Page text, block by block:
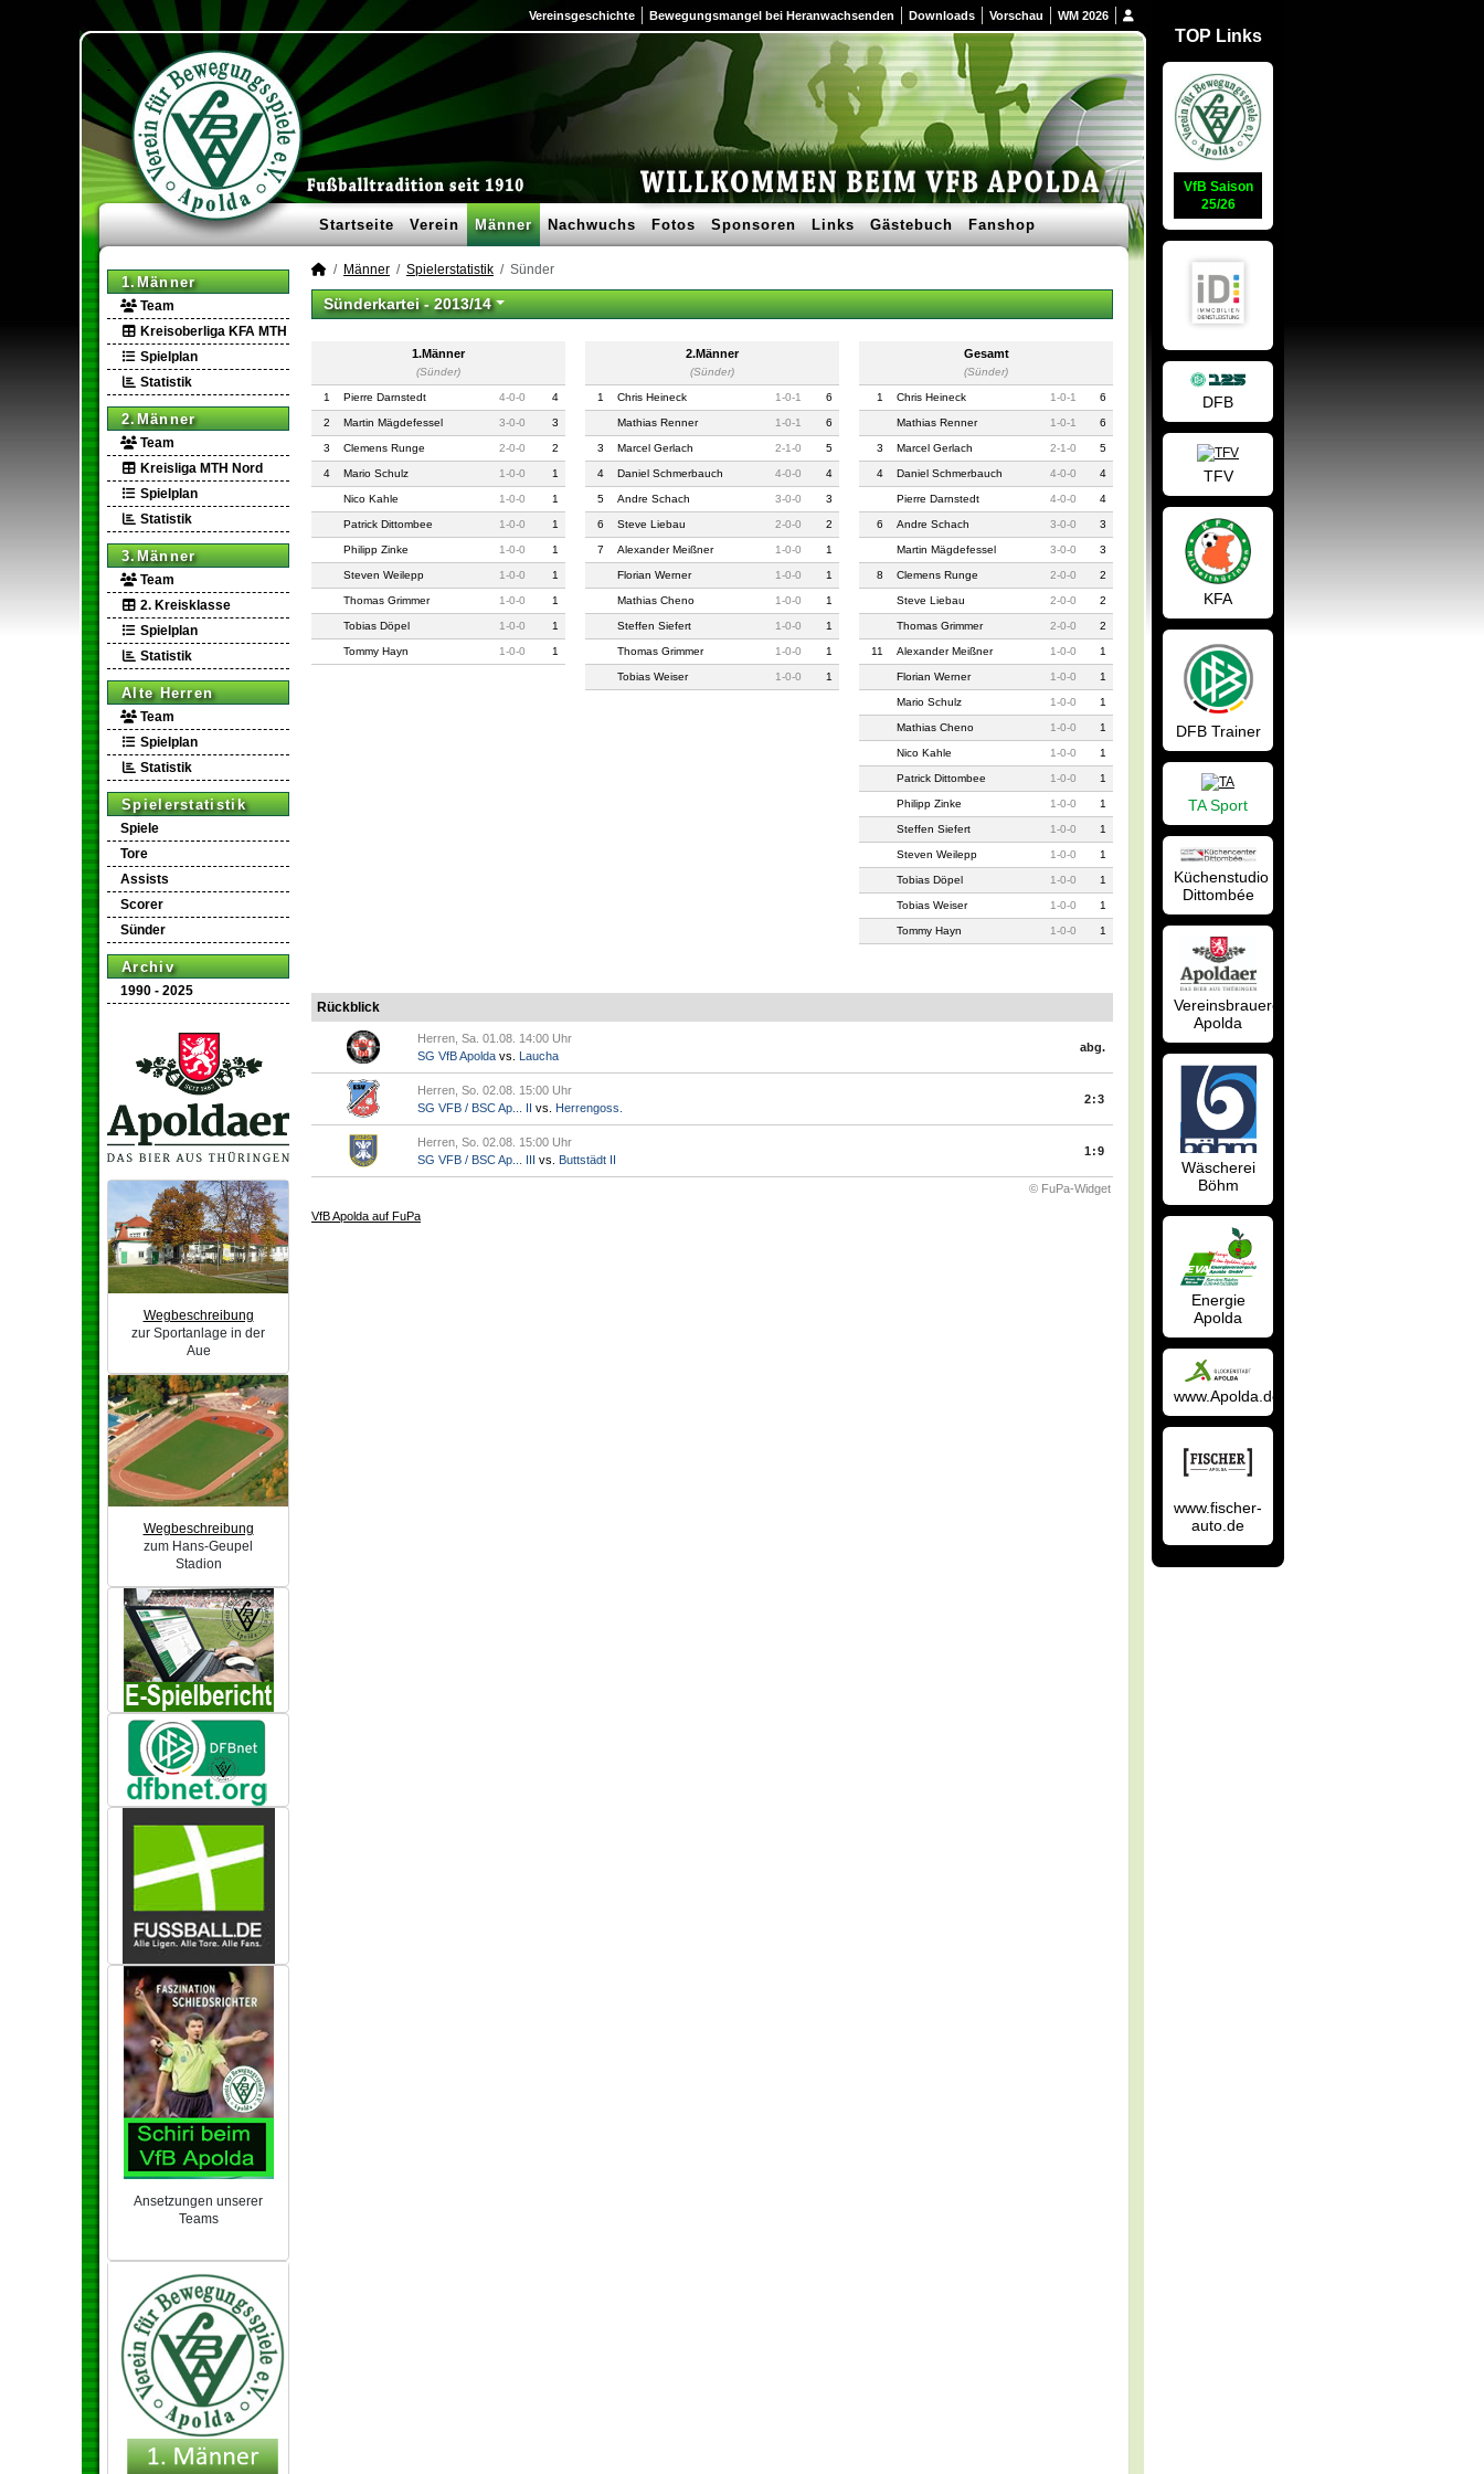
Vereinsgeschichte Bewegungsmangel bei Heranwachsenden Downloads Vorschau WM 2026
Startseite Verein Männer Nachwuchs Fotos Sponsoren Links Gästebuch Fanshop
1.Männer
Team
Kreisoberliga KFA MTH
Spielplan
Statistik
2.Männer
Team
Kreisliga MTH Nord
Spielplan
Statistik
3.Männer
Team
2. Kreisklasse
Spielplan
Statistik
Alte Herren
Team
Spielplan
Statistik
Spielerstatistik
Spiele
Tore
Assists
Scorer
Sünder
Archiv
1990 - 2025
Wegbeschreibung
zur Sportanlage in der
Aue
Wegbeschreibung
zum Hans-Geupel
Stadion
Ansetzungen unserer
Teams
Männer Spielerstatistik Sünder
Sünderkartei -2013/14
1.Männer
(Sünder)
1 Pierre Darnstedt 4-0-0 4
2 Martin Mägdefessel 3-0-0 3
3 Clemens Runge 2-0-0 2
4 Mario Schulz 1-0-0 1
Nico Kahle 1-0-0 1
Patrick Dittombee 1-0-0 1
Philipp Zinke 1-0-0 1
Steven Weilepp 1-0-0 1
Thomas Grimmer 1-0-0 1
Tobias Döpel 1-0-0 1
Tommy Hayn 1-0-0 1
2.Männer
(Sünder)
1 Chris Heineck 1-0-1 6
Mathias Renner 1-0-1 6
3 Marcel Gerlach 2-1-0 5
4 Daniel Schmerbauch 4-0-0 4
5 Andre Schach 3-0-0 3
6 Steve Liebau 2-0-0 2
7 Alexander Meißner 1-0-0 1
Florian Werner 1-0-0 1
Mathias Cheno 1-0-0 1
Steffen Siefert 1-0-0 1
Thomas Grimmer 1-0-0 1
Tobias Weiser 1-0-0 1
Gesamt
(Sünder)
1 Chris Heineck 1-0-1 6
Mathias Renner 1-0-1 6
3 Marcel Gerlach 2-1-0 5
4 Daniel Schmerbauch 4-0-0 4
Pierre Darnstedt 4-0-0 4
6 Andre Schach 3-0-0 3
Martin Mägdefessel 3-0-0 3
8 Clemens Runge 2-0-0 2
Steve Liebau 2-0-0 2
Thomas Grimmer 2-0-0 2
11 Alexander Meißner 1-0-0 1
Florian Werner 1-0-0 1
Mario Schulz 1-0-0 1
Mathias Cheno 1-0-0 1
Nico Kahle 1-0-0 1
Patrick Dittombee 1-0-0 1
Philipp Zinke 1-0-0 1
Steffen Siefert 1-0-0 1
Steven Weilepp 1-0-0 1
Tobias Döpel 1-0-0 1
Tobias Weiser 1-0-0 1
Tommy Hayn 1-0-0 1
Rückblick
Herren, Sa. 01.08. 14:00 Uhr
SG VfB Apolda vs. Laucha
abg.
Herren, So. 02.08. 15:00 Uhr
SG VFB / BSC Ap... II vs. Herrengoss.
2:3
Herren, So. 02.08. 15:00 Uhr
SG VFB / BSC Ap... III vs. Buttstädt II
1:9
© FuPa-Widget
VfB Apolda auf FuPa
TOP Links
VfB Saison
25/26
DFB
TFV
KFA
DFB Trainer
TA Sport
Küchenstudio
Dittombée
Vereinsbrauerei
Apolda
Wäscherei
Böhm
Energie
Apolda
www.Apolda.de
www.fischer-
auto.de